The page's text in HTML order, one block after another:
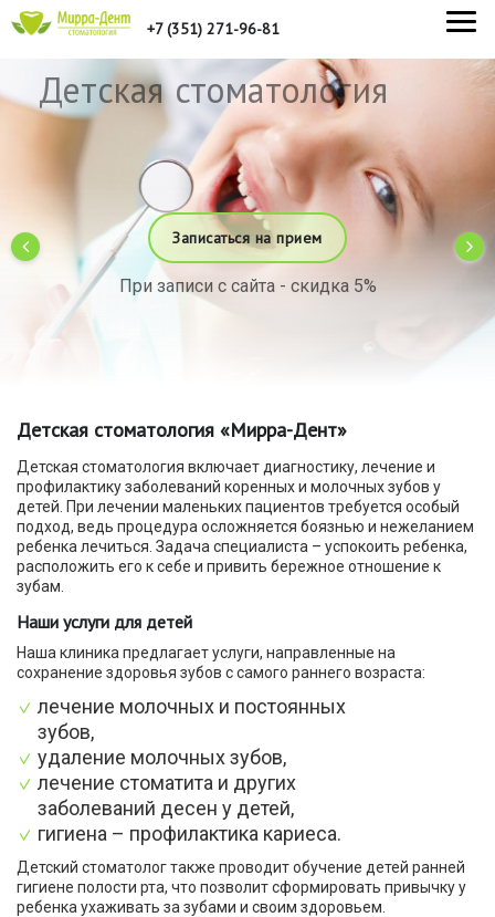
+7 (351) 271-96-81
Детская стоматология
Записаться на прием
При записи с сайта - скидка 5%
Детская стоматология «Мирра-Дент»
Детская стоматология включает диагностику, лечение и
профилактику заболеваний коренных и молочных зубов у
детей. При лечении маленьких пациентов требуется особый
подход, ведь процедура осложняется боязнью и нежеланием
ребенка лечиться. Задача специалиста – успокоить ребенка,
расположить его к себе и привить бережное отношение к
зубам.
Наши услуги для детей
Наша клиника предлагает услуги, направленные на
сохранение здоровья зубов с самого раннего возраста:
лечение молочных и постоянных
зубов,
удаление молочных зубов,
лечение стоматита и других
заболеваний десен у детей,
гигиена – профилактика кариеса.
Детский стоматолог также проводит обучение детей ранней
гигиене полости рта, что позволит сформировать привычку у
ребенка ухаживать за зубами и своим здоровьем.